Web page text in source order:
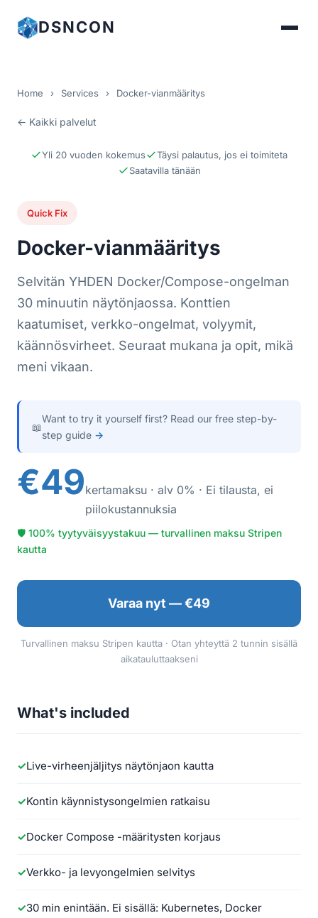
DSNCON
Home › Services › Docker-vianmääritys
← Kaikki palvelut
Yli 20 vuoden kokemus
Täysi palautus, jos ei toimiteta
Saatavilla tänään
Quick Fix
Docker-vianmääritys
Selvitän YHDEN Docker/Compose-ongelman
30 minuutin näytönjaossa. Konttien
kaatumiset, verkko-ongelmat, volyymit,
käännösvirheet. Seuraat mukana ja opit, mikä
meni vikaan.
📖
Want to try it yourself first? Read our free step-by-
step guide →
€49kertamaksu · alv 0% · Ei tilausta, ei
piilokustannuksia
🛡 100% tyytyväisyystakuu — turvallinen maksu Stripen
kautta
Varaa nyt — €49
Turvallinen maksu Stripen kautta · Otan yhteyttä 2 tunnin sisällä
aikatauluttaakseni
What's included
Live-virheenjäljitys näytönjaon kautta
Kontin käynnistysongelmien ratkaisu
Docker Compose -määritysten korjaus
Verkko- ja levyongelmien selvitys
30 min enintään. Ei sisällä: Kubernetes, Docker